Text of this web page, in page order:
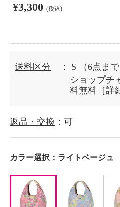
¥3,300 (税込)
送料区分 ： S
（6点ま
ショップチ
料無料［詳
返品・交換 ：可
カラー選択： ライトベージュ